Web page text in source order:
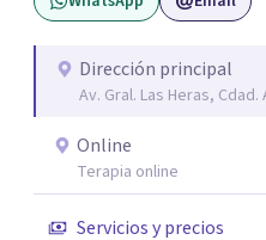
Dirección principal
Av. Gral. Las Heras,
Online
Terapia online
Servicios y precios